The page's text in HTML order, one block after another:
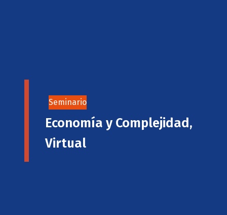
Seminario
Economía y Complejidad,
Virtual